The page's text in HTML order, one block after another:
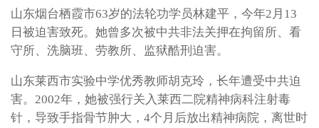
山东烟台栖霞市63岁的法轮功学员林建平，今年2月13
日被迫害致死。她曾多次被中共非法关押在拘留所、看
守所、洗脑班、劳教所、监狱酷刑迫害。
山东莱西市实验中学优秀教师胡克玲，长年遭受中共迫
害。2002年，她被强行关入莱西二院精神病科注射毒
针，导致手指骨节肿大，4个月后放出精神病院，离世时